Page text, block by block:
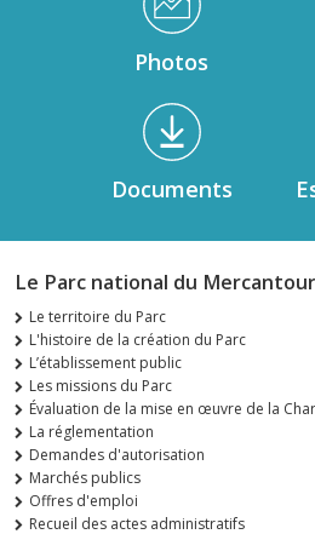
Photos
Documents
Le Parc national du Mercantour
Le territoire du Parc
L'histoire de la création du Parc
L’établissement public
Les missions du Parc
Évaluation de la mise en œuvre de la
La réglementation
Demandes d'autorisation
Marchés publics
Offres d'emploi
Recueil des actes administratifs